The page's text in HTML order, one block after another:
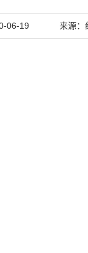
06-19 来源：